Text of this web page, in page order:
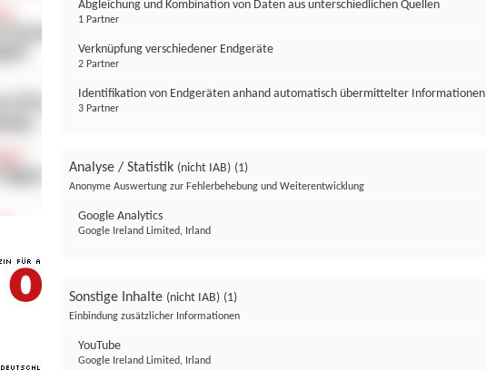
Abgleichung und Kombination von Daten aus unterschiedlichen Quellen
1 Partner
Verknüpfung verschiedener Endgeräte
2 Partner
Identifikation von Endgeräten anhand automatisch übermittelter Informationen
3 Partner
Analyse / Statistik (nicht IAB) (1)
Anonyme Auswertung zur Fehlerbehebung und Weiterentwicklung
Google Analytics
Google Ireland Limited, Irland
Sonstige Inhalte (nicht IAB) (1)
Einbindung zusätzlicher Informationen
YouTube
Google Ireland Limited, Irland